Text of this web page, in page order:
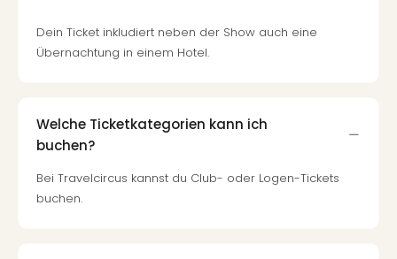
Dein Ticket inkludiert neben der Show auch eine
Übernachtung in einem Hotel.
Welche Ticketkategorien kann ich
buchen?
Bei Travelcircus kannst du Club- oder Logen-Tickets
buchen.